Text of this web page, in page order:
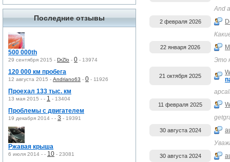
Последние отзывы
500 000th
29 сентября 2015 - DrZlo - 0 - 13974
120 000 км пробега
12 августа 2015 - Andriano63 - 0 - 11926
Проехал 133 тыс. км
13 мая 2015 - - 1 - 13404
Проблемы с двигателем
19 декабря 2014 - - 3 - 19391
Ржавая крыша
6 июля 2014 - - 10 - 23081
And
2 февраля 2026
22 января 2026
Это
21 октября 2025
11 февраля 2025
30 августа 2024
30 августа 2024